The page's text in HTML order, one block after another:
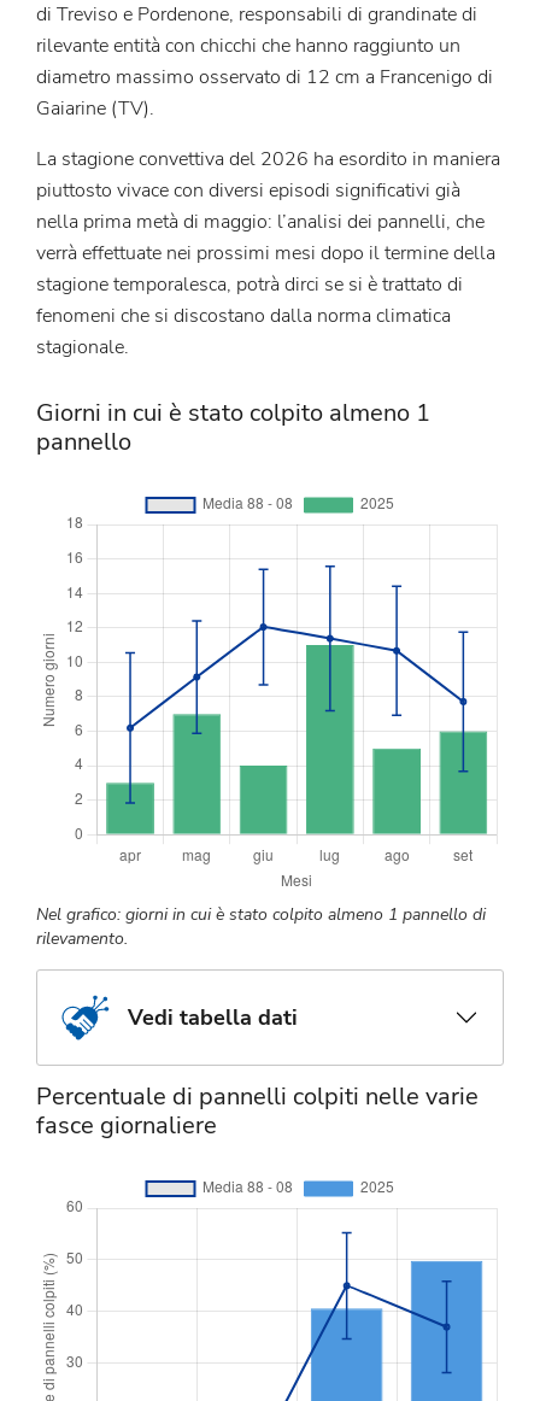
di Treviso e Pordenone, responsabili di grandinate di
rilevante entità con chicchi che hanno raggiunto un
diametro massimo osservato di 12 cm a Francenigo di
Gaiarine (TV).
La stagione convettiva del 2026 ha esordito in maniera
piuttosto vivace con diversi episodi significativi già
nella prima metà di maggio: l’analisi dei pannelli, che
verrà effettuate nei prossimi mesi dopo il termine della
stagione temporalesca, potrà dirci se si è trattato di
fenomeni che si discostano dalla norma climatica
stagionale.
Giorni in cui è stato colpito almeno 1
pannello
Nel grafico: giorni in cui è stato colpito almeno 1 pannello di
rilevamento.
Vedi tabella dati
Percentuale di pannelli colpiti nelle varie
fasce giornaliere